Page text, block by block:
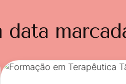
data